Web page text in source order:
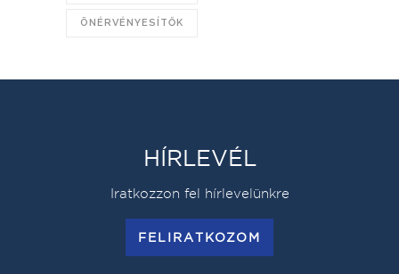
ÖNÉRVÉNYESÍTŐK
HÍRLEVÉL
Iratkozzon fel hírlevelünkre
FELIRATKOZOM